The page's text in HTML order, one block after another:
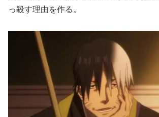
っ殺す理由を作る。